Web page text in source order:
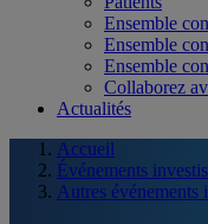
Ensemble
Ensemble
Ensemble
Collaborez
Actualités
Accueil
Événements
Autres événements